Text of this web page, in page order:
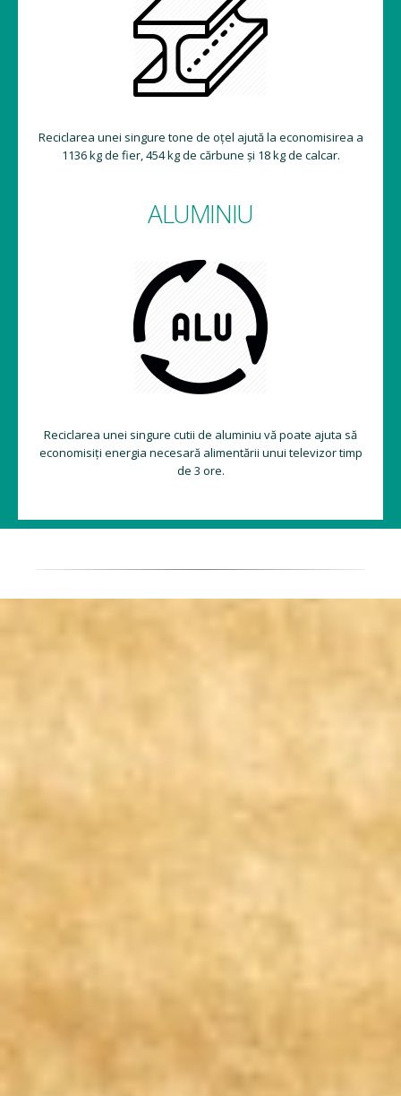
Reciclarea unei singure tone de oțel ajută la economisirea a
1136 kg de fier, 454 kg de cărbune și 18 kg de calcar.
ALUMINIU
Reciclarea unei singure cutii de aluminiu vă poate ajuta să
economisiți energia necesară alimentării unui televizor timp
de 3 ore.